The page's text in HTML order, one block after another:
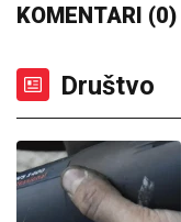
KOMENTARI (0)
Društvo